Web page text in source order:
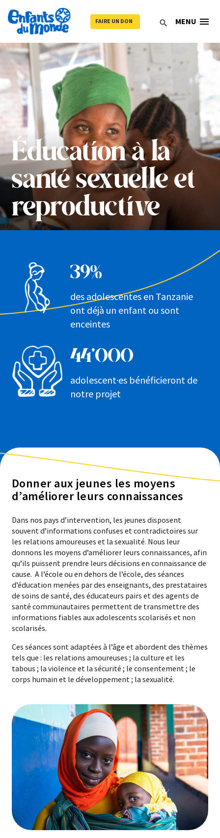
search
FAIRE UN DON MENU menu
Éducation à la
santé sexuelle et
reproductive
39%
des adolescentes en Tanzanie
ont déjà un enfant ou sont
enceintes
44’000
adolescent·es bénéficieront de
notre projet
Donner aux jeunes les moyens
d’améliorer leurs connaissances
Dans nos pays d’intervention, les jeunes disposent
souvent d’informations confuses et contradictoires sur
les relations amoureuses et la sexualité. Nous leur
donnons les moyens d’améliorer leurs connaissances, afin
qu’ils puissent prendre leurs décisions en connaissance de
cause. A l’école ou en dehors de l’école, des séances
d’éducation menées par des enseignants, des prestataires
de soins de santé, des éducateurs pairs et des agents de
santé communautaires permettent de transmettre des
informations fiables aux adolescents scolarisés et non
scolarisés.
Ces séances sont adaptées à l’âge et abordent des thèmes
tels que : les relations amoureuses ; la culture et les
tabous ; la violence et la sécurité ; le consentement ; le
corps humain et le développement ; la sexualité.